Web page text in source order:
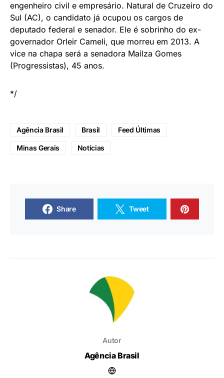
engenheiro civil e empresário. Natural de Cruzeiro do
Sul (AC), o candidato já ocupou os cargos de
deputado federal e senador. Ele é sobrinho do ex-
governador Orleir Cameli, que morreu em 2013. A
vice na chapa será a senadora Mailza Gomes
(Progressistas), 45 anos.
*/
Agência Brasil Brasil Feed Últimas
Minas Gerais Notícias
Share Tweet
Autor
Agência Brasil